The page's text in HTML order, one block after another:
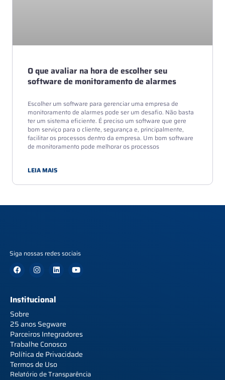
O que avaliar na hora de escolher seu
software de monitoramento de alarmes
Escolher um software para gerenciar uma empresa de
monitoramento de alarmes pode ser um desafio. Não basta
ter um sistema eficiente. É preciso um software que gere
bom serviço para o cliente, segurança e, principalmente,
facilitar os processos dentro da empresa. Um bom software
de monitoramento pode melhorar os processos
LEIA MAIS
Siga nossas redes sociais
Institucional
Sobre
25 anos Segware
Parceiros Integradores
Trabalhe Conosco
Política de Privacidade
Termos de Uso
Relatório de Transparência